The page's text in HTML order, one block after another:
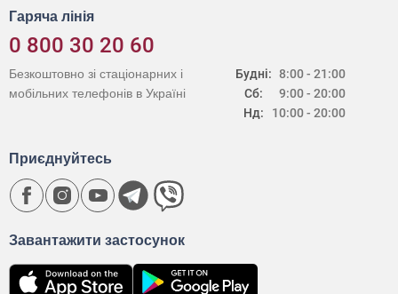
Гаряча лінія
0 800 30 20 60
Будні:
Сб:
Нд:
8:00 - 21:00
9:00 - 20:00
10:00 - 20:00
Безкоштовно зі стаціонарних і
мобільних телефонів в Україні
Завантажити застосунок
Приєднуйтесь